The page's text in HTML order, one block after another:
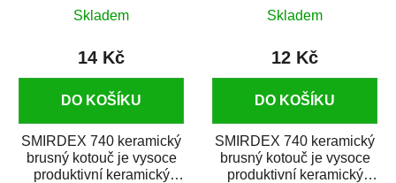
D150mm 15D P60
Skladem
14 Kč
DO KOŠÍKU
SMIRDEX 740 keramický
brusný kotouč je vysoce
produktivní keramický
D150mm 15D P600
Skladem
12 Kč
DO KOŠÍKU
SMIRDEX 740 keramický
brusný kotouč je vysoce
produktivní keramický